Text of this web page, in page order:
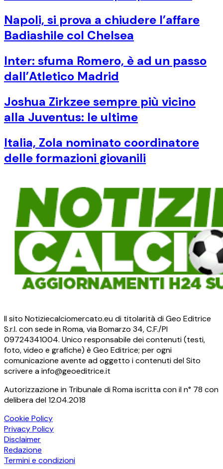
Napoli, si prova a chiudere l’affare
Badiashile col Chelsea
Inter: sfuma Romero, è ad un passo
dall’Atletico Madrid
Joshua Zirkzee sempre più vicino
alla Juventus: le ultime
Italia, Zola nominato coordinatore
delle formazioni giovanili
Il sito Notiziecalciomercato.eu di titolarità di Geo Editrice
S.r.l. con sede in Roma, via Bomarzo 34, C.F./PI
09724341004. Unico responsabile dei contenuti (testi,
foto, video e grafiche) è Geo Editrice; per ogni
comunicazione avente ad oggetto i contenuti del Sito
scrivere a info@geoeditrice.it
Autorizzazione in Tribunale di Roma iscritta con il n° 78 con
delibera del 12.04.2018
Cookie Policy
Privacy Policy
Disclaimer
Redazione
Termini e condizioni